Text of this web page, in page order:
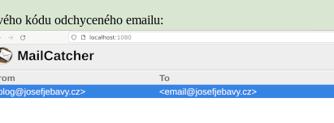
kódu odchyceného emailu: